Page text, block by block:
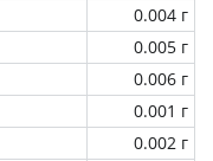
0.004 г
0.005 г
0.006 г
0.001 г
0.002 г